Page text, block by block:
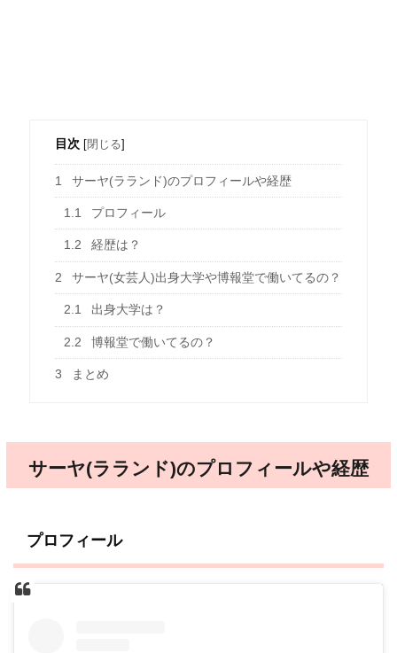
目次 [閉じる]
1 サーヤ(ラランド)のプロフィールや経歴
1.1 プロフィール
1.2 経歴は？
2 サーヤ(女芸人)出身大学や博報堂で働いてるの？
2.1 出身大学は？
2.2 博報堂で働いてるの？
3 まとめ
サーヤ(ラランド)のプロフィールや経歴
プロフィール